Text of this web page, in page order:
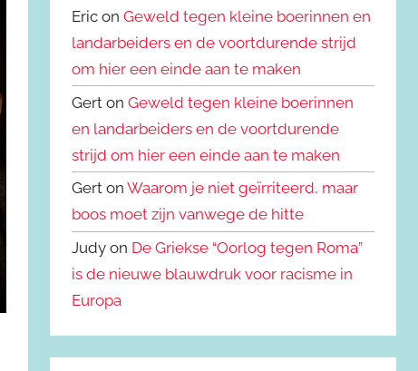
Eric onGeweld tegen kleine boerinnen en
landarbeiders en de voortdurende strijd
om hier een einde aan te maken
Gert onGeweld tegen kleine boerinnen
en landarbeiders en de voortdurende
strijd om hier een einde aan te maken
Gert onWaarom je niet geïrriteerd, maar
boos moet zijn vanwege de hitte
Judy on De Griekse “Oorlog tegen Roma”
is de nieuwe blauwdruk voor racisme in
Europa